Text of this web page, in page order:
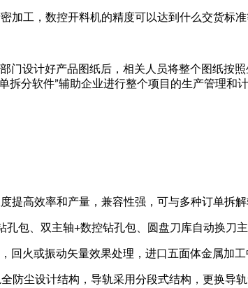
加工，数控开料机的精度可以达到什么交货标准
门设计好产品图纸后，相关人员将整个图纸
分软件”辅助企业进行整个项目的生产管理和
提高效率和产量，兼容性强，可与多种订单拆解
包、双主轴+数控钻孔包、圆盘刀库自动换刀主
火或振动矢量效果处理，进口五面体金属加工
防尘设计结构，导轨采用分段式结构，更换导